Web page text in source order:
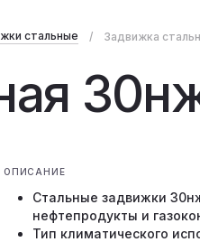
стальные Задвижка
ОПИСАНИЕ
Стальные задвижки
нефтепродукты и
Тип климатического